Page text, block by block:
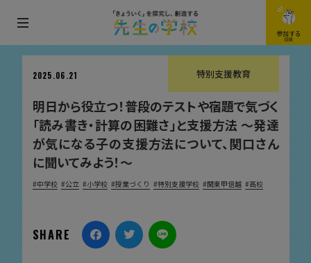
メ
参加する
JOIN
2025.06.21 特別支援教育
明日から役立つ！普段のテストや宿題で気づく
「読み書き・計算の困難さ」と支援方法 〜発達
が気になる子の支援方法について、関口さん
に聞いてみよう！〜
中学校 公立 小学校 授業づくり 特別支援学校 関東甲信越 高校
SHARE